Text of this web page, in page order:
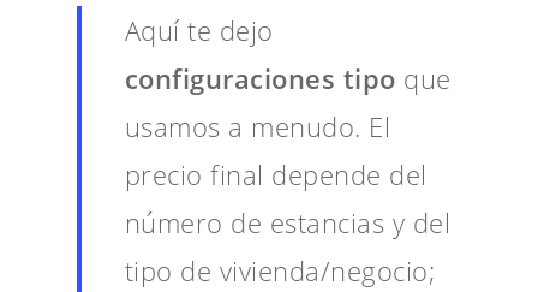
Aquí te dejo
configuraciones tipo que
usamos a menudo. El
precio final depende del
número de estancias y del
tipo de vivienda/negocio;